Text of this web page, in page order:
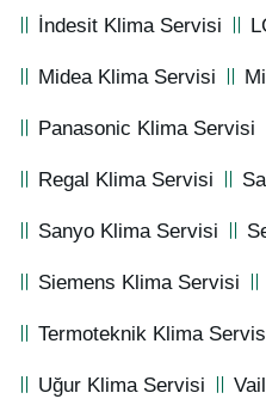
İndesit Klima Servisi
Midea Klima Servisi
Panasonic Klima Servisi
Regal Klima Servisi
Sanyo Klima Servisi
Siemens Klima Servisi
Termoteknik Klima
Uğur Klima Servisi